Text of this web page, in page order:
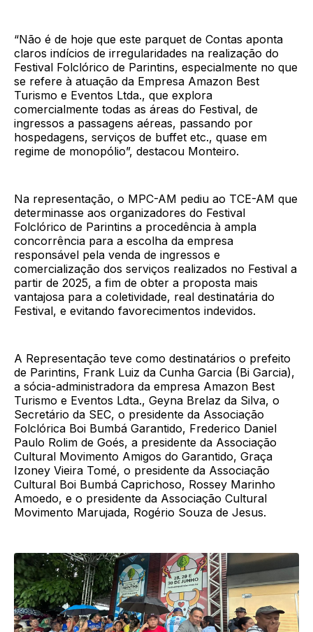
“Não é de hoje que este parquet de Contas aponta
claros indícios de irregularidades na realização do
Festival Folclórico de Parintins, especialmente no que
se refere à atuação da Empresa Amazon Best
Turismo e Eventos Ltda., que explora
comercialmente todas as áreas do Festival, de
ingressos a passagens aéreas, passando por
hospedagens, serviços de buffet etc., quase em
regime de monopólio”, destacou Monteiro.
Na representação, o MPC-AM pediu ao TCE-AM que
determinasse aos organizadores do Festival
Folclórico de Parintins a procedência à ampla
concorrência para a escolha da empresa
responsável pela venda de ingressos e
comercialização dos serviços realizados no Festival a
partir de 2025, a fim de obter a proposta mais
vantajosa para a coletividade, real destinatária do
Festival, e evitando favorecimentos indevidos.
A Representação teve como destinatários o prefeito
de Parintins, Frank Luiz da Cunha Garcia (Bi Garcia),
a sócia-administradora da empresa Amazon Best
Turismo e Eventos Ldta., Geyna Brelaz da Silva, o
Secretário da SEC, o presidente da Associação
Folclórica Boi Bumbá Garantido, Frederico Daniel
Paulo Rolim de Goés, a presidente da Associação
Cultural Movimento Amigos do Garantido, Graça
Izoney Vieira Tomé, o presidente da Associação
Cultural Boi Bumbá Caprichoso, Rossey Marinho
Amoedo, e o presidente da Associação Cultural
Movimento Marujada, Rogério Souza de Jesus.